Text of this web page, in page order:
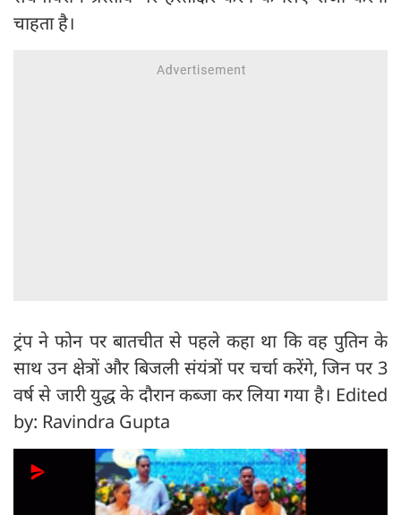
चाहता है।
ट्रंप ने फोन पर बातचीत से पहले कहा था कि वह पुतिन के
साथ उन क्षेत्रों और बिजली संयंत्रों पर चर्चा करेंगे, जिन पर 3
वर्ष से जारी युद्ध के दौरान कब्जा कर लिया गया है। Edited
by: Ravindra Gupta